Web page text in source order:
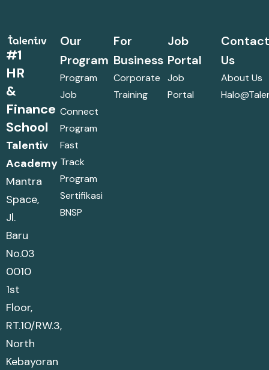
#1
HR
&
Finance
School
Talentiv
Academy
Mantra
Space,
Jl.
Baru
No.03
0010
1st
Floor,
RT.10/RW.3,
North
Kebayoran
Our
Program
Program
Job
Connect
Program
Fast
Track
Program
Sertifikasi
BNSP
For
Business
Corporate
Training
Job
Portal
Job
Portal
Us
About Us